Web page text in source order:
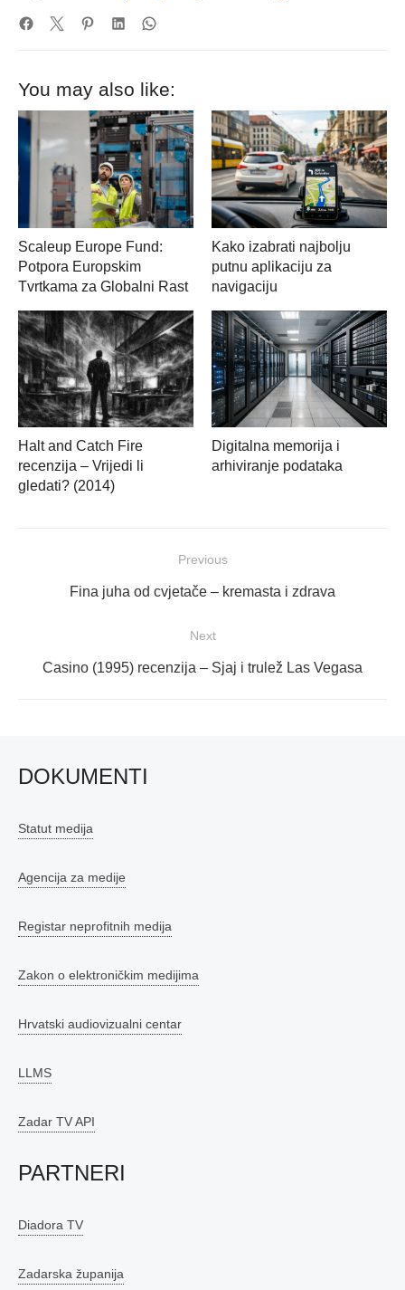
You may also like:
Scaleup Europe Fund:
Potpora Europskim
Tvrtkama za Globalni Rast
Kako izabrati najbolju
putnu aplikaciju za
navigaciju
Halt and Catch Fire
recenzija – Vrijedi li
gledati? (2014)
Digitalna memorija i
arhiviranje podataka
objava
Previous
Previous
Fina juha od cvjetače – kremasta i zdrava
Next
Next
Casino (1995) recenzija – Sjaj i trulež Las Vegasa
DOKUMENTI
Statut medija
Agencija za medije
Registar neprofitnih medija
Zakon o elektroničkim medijima
Hrvatski audiovizualni centar
LLMS
Zadar TV API
PARTNERI
Diadora TV
Zadarska županija